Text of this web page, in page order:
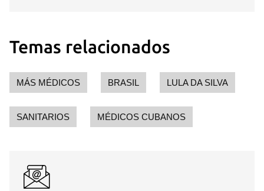
Temas relacionados
MÁS MÉDICOS BRASIL LULA DA SILVA
SANITARIOS MÉDICOS CUBANOS